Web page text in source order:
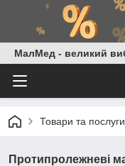
МалМед - великий
Товари та послуги
Протипролежневі